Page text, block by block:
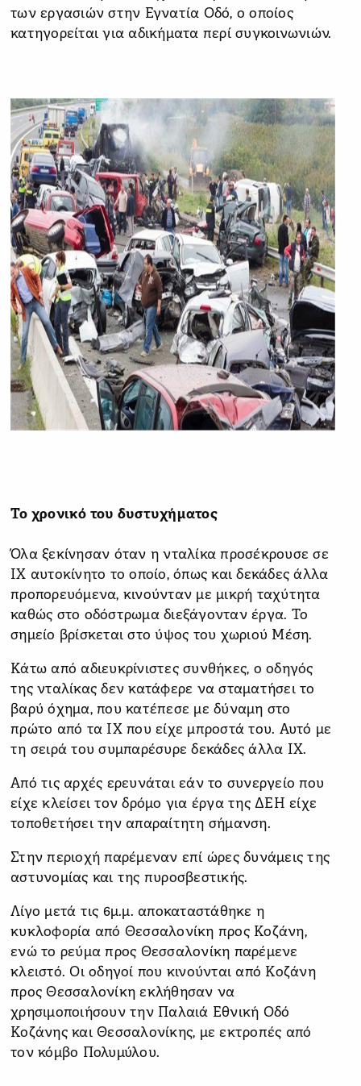
των εργασιών στην Εγνατία Οδό, ο οποίος
κατηγορείται για αδικήματα περί συγκοινωνιών.
Το χρονικό του δυστυχήματος
Όλα ξεκίνησαν όταν η νταλίκα προσέκρουσε σε
ΙΧ αυτοκίνητο το οποίο, όπως και δεκάδες άλλα
προπορευόμενα, κινούνταν με μικρή ταχύτητα
καθώς στο οδόστρωμα διεξάγονταν έργα. Το
σημείο βρίσκεται στο ύψος του χωριού Μέση.
Κάτω από αδιευκρίνιστες συνθήκες, ο οδηγός
της νταλίκας δεν κατάφερε να σταματήσει το
βαρύ όχημα, που κατέπεσε με δύναμη στο
πρώτο από τα ΙΧ που είχε μπροστά του. Αυτό με
τη σειρά του συμπαρέσυρε δεκάδες άλλα ΙΧ.
Από τις αρχές ερευνάται εάν το συνεργείο που
είχε κλείσει τον δρόμο για έργα της ΔΕΗ είχε
τοποθετήσει την απαραίτητη σήμανση.
Στην περιοχή παρέμεναν επί ώρες δυνάμεις της
αστυνομίας και της πυροσβεστικής.
Λίγο μετά τις 6μ.μ. αποκαταστάθηκε η
κυκλοφορία από Θεσσαλονίκη προς Κοζάνη,
ενώ το ρεύμα προς Θεσσαλονίκη παρέμενε
κλειστό. Οι οδηγοί που κινούνται από Κοζάνη
προς Θεσσαλονίκη εκλήθησαν να
χρησιμοποιήσουν την Παλαιά Εθνική Οδό
Κοζάνης και Θεσσαλονίκης, με εκτροπές από
τον κόμβο Πολυμύλου.